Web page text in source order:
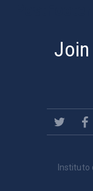
Instituto